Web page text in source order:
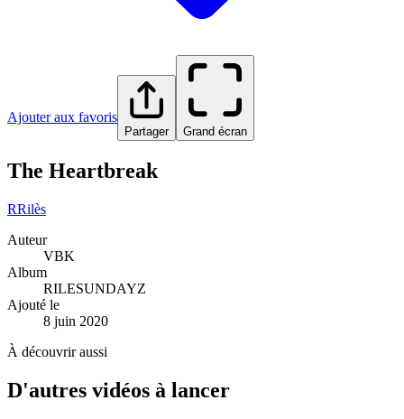
Ajouter aux favoris
Partager Grand écran
The Heartbreak
RRilès
Auteur
VBK
Album
RILESUNDAYZ
Ajouté le
8 juin 2020
À découvrir aussi
D'autres vidéos à lancer